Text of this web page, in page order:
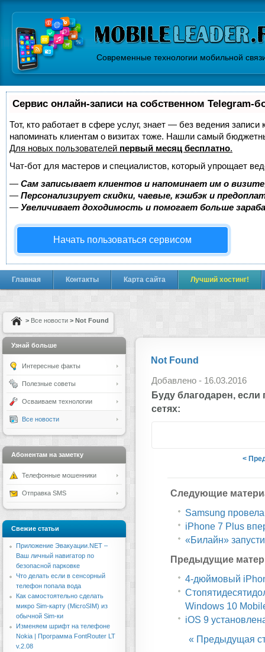
Современные технологии мобильной
Сервис онлайн-записи на собственном Telegram-
Тот, кто работает в сфере услуг, знает — без ведения
напоминать клиентам о визитах тоже. Нашли самый
Для новых пользователей первый месяц бесплатно.
Чат-бот для мастеров и специалистов, который упрощает
— Сам записывает клиентов и напоминает им о
— Персонализирует скидки, чаевые, кэшбэк и
— Увеличивает доходимость и помогает больше
Начать пользоваться сервисом
Главная Контакты Карта сайта Лучший хостинг!
> Все новости > Not Found
Not Found
Добавлено - 16.03.2016
Буду благодарен, если
сетях:
<
Следующие
Samsung
iPhone 7 Plus
«Билайн»
Предыдущие
4-дюймовый
Windows 10
iOS 9
« Предыдущая
Узнай больше
Интересные факты
Полезные советы
Осваиваем технологии
Все новости
Абонентам на заметку
Телефонные мошенники
Отправка SMS
Свежие статьи
Приложение Эвакуации.NET –
Ваш личный навигатор по
безопасной парковке
Что делать если в сенсорный
телефон попала вода
Как самостоятельно сделать
микро Sim-карту (MicroSIM) из
обычной Sim-ки
Изменяем шрифт на телефоне
Nokia | Программа FontRouter LT
v.2.08